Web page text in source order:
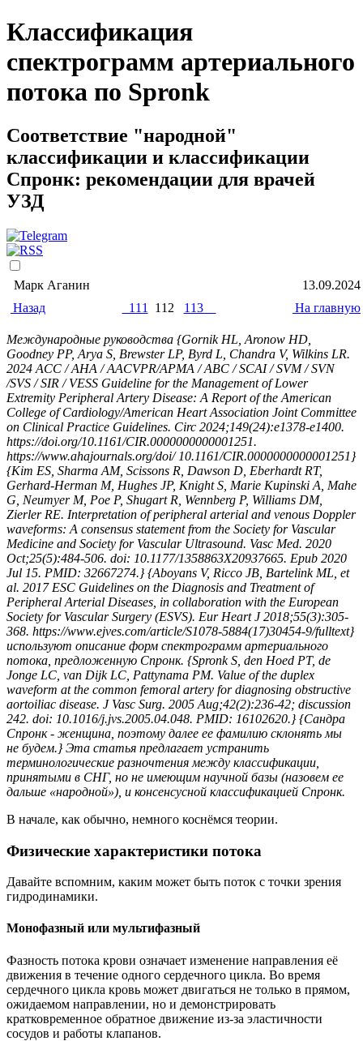
Классификация
спектрограмм артериального
потока по Spronk
Соответствие "народной"
классификации и классификации
Спронк: рекомендации для врачей
УЗД
Марк Аганин
13.09.2024
Назад
111 112 113 На главную
Международные руководства {Gornik HL, Aronow HD,
Goodney PP, Arya S, Brewster LP, Byrd L, Chandra V, Wilkins LR.
2024 ACC / AHA / AACVPR/APMA / ABC / SCAI / SVM / SVN
/SVS / SIR / VESS Guideline for the Management of Lower
Extremity Peripheral Artery Disease: A Report of the American
College of Cardiology/American Heart Association Joint Committee
on Clinical Practice Guidelines. Circ 2024;149(24):e1378-e1400.
https://doi.org/10.1161/CIR.0000000000001251.
https://www.ahajournals.org/doi/ 10.1161/CIR.0000000000001251}
{Kim ES, Sharma AM, Scissons R, Dawson D, Eberhardt RT,
Gerhard-Herman M, Hughes JP, Knight S, Marie Kupinski A, Mahe
G, Neumyer M, Poe P, Shugart R, Wennberg P, Williams DM,
Zierler RE. Interpretation of peripheral arterial and venous Doppler
waveforms: A consensus statement from the Society for Vascular
Medicine and Society for Vascular Ultrasound. Vasc Med. 2020
Oct;25(5):484-506. doi: 10.1177/1358863X20937665. Epub 2020
Jul 15. PMID: 32667274.} {Aboyans V, Ricco JB, Bartelink ML, et
al. 2017 ESC Guidelines on the Diagnosis and Treatment of
Peripheral Arterial Diseases, in collaboration with the European
Society for Vascular Surgery (ESVS). Eur Heart J 2018;55(3):305-
368. https://www.ejves.com/article/S1078-5884(17)30454-9/fulltext}
используют описание форм спектрограмм артериального
потока, предложенную Спронк. {Spronk S, den Hoed PT, de
Jonge LC, van Dijk LC, Pattynama PM. Value of the duplex
waveform at the common femoral artery for diagnosing obstructive
aortoiliac disease. J Vasc Surg. 2005 Aug;42(2):236-42; discussion
242. doi: 10.1016/j.jvs.2005.04.048. PMID: 16102620.} {Сандра
Спронк - женщина, поэтому далее ее фамилию склонять мы
не будем.} Эта статья предлагает устранить
терминологические разночтения между классификации,
принятыми в СНГ, но не имеющим научной базы (назовем ее
дальше «народной»), и консенсусной классификацией Спронк.
В начале, как обычно, немного коснёмся теории.
Физические характеристики потока
Давайте вспомним, каким может быть поток с точки зрения
гидродинамики.
Монофазный или мультифазный
Фазность потока крови означает изменение направления её
движения в течение одного сердечного цикла. Во время
сердечного цикла кровь может двигаться не только в прямом,
ожидаемом направлении, но и демонстрировать
кратковременное обратное движение из-за эластичности
сосудов и работы клапанов.